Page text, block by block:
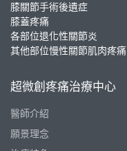
膝關節手術後遺症
膝蓋疼痛
各部位退化性關節炎
其他部位慢性關節肌肉疼痛
超微創疼痛治療中心
醫師介紹
願景理念